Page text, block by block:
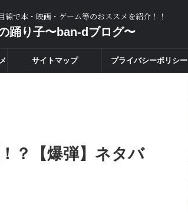
線で本・映画・ゲーム等のおススメを紹介！！
踊り子〜ban-dブログ〜
サイトマップ プライバシーポリシー
？【爆弾】ネタバ